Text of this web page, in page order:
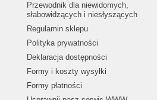
Przewodnik dla niewidomych,
słabowidzących i niesłyszących
Regulamin sklepu
Polityka prywatności
Deklaracja dostępności
Formy i koszty wysyłki
Formy płatności